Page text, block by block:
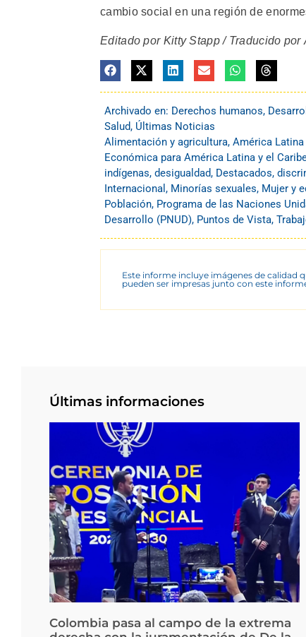
cambio social en una región de
Editado por Kitty Stapp / Traducido por
Archivado en: Derechos humanos,
Salud, Últimas Noticias
Alimentación y agricultura, América
Económica para América Latina y el
indígenas, desigualdad, Destacados,
Internacional , Minorías sexuales, Mujer y
Población, Programa de las Naciones
Desarrollo (PNUD), Puntos de Vista,
Este informe incluye imágenes de calidad
pueden ser impresas junto con este
Últimas informaciones
Colombia pasa al campo de la extrema